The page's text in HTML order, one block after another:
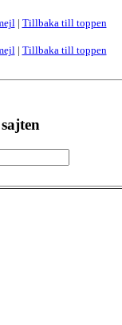
| Tillbaka till toppen
| Tillbaka till toppen